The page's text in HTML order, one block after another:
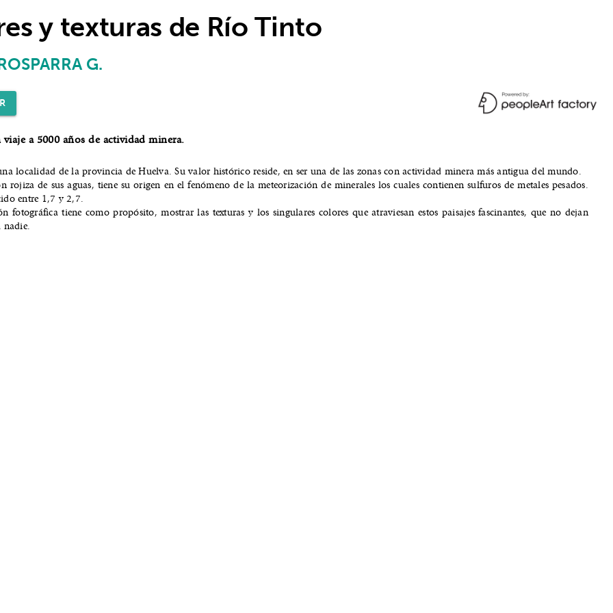
y texturas de Río Tinto
G.
a 5000 años de actividad minera.
localidad de la provincia de Huelva. Su valor histórico reside, en ser una de las zonas con actividad minera más antigua del mundo.
rojiza de sus aguas, tiene su origen en el fenómeno de la meteorización de minerales los cuales contienen sulfuros de metales pesados.
entre 1,7 y 2,7.
fotográfica tiene como propósito, mostrar las texturas y los singulares colores que atraviesan estos paisajes fascinantes, que no dejan
nadie.